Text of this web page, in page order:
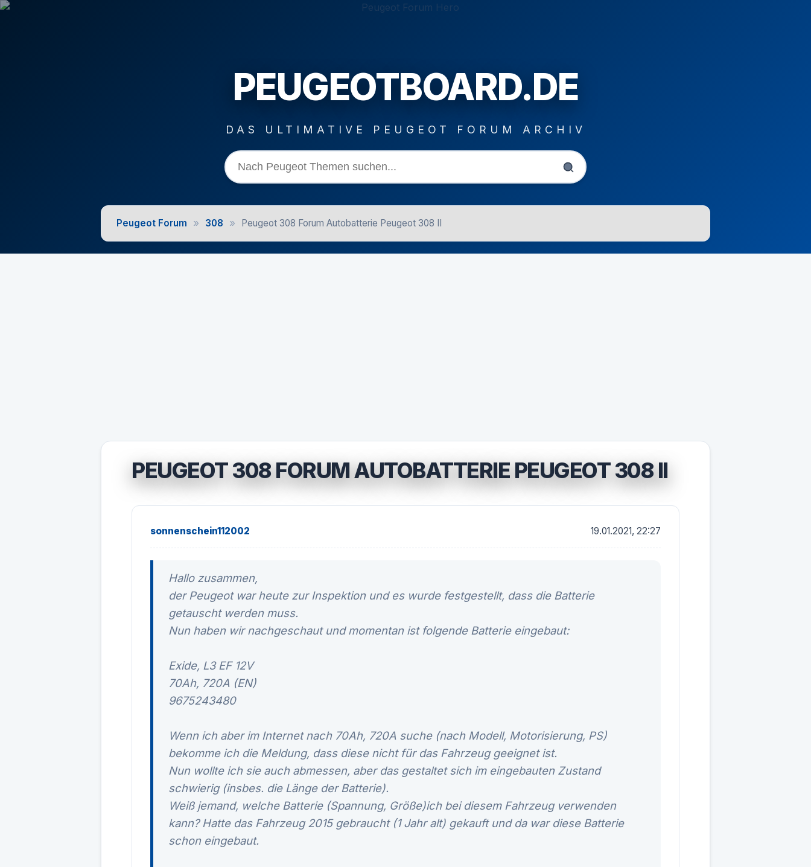
PEUGEOTBOARD.DE
DAS ULTIMATIVE PEUGEOT FORUM ARCHIV
Peugeot Forum » 308 » Peugeot 308 Forum Autobatterie Peugeot 308 II
PEUGEOT 308 FORUM AUTOBATTERIE PEUGEOT 308 II
sonnenschein112002 19.01.2021, 22:27
Hallo zusammen,
der Peugeot war heute zur Inspektion und es wurde festgestellt, dass die Batterie
getauscht werden muss.
Nun haben wir nachgeschaut und momentan ist folgende Batterie eingebaut:
Exide, L3 EF 12V
70Ah, 720A (EN)
9675243480
Wenn ich aber im Internet nach 70Ah, 720A suche (nach Modell, Motorisierung, PS)
bekomme ich die Meldung, dass diese nicht für das Fahrzeug geeignet ist.
Nun wollte ich sie auch abmessen, aber das gestaltet sich im eingebauten Zustand
schwierig (insbes. die Länge der Batterie).
Weiß jemand, welche Batterie (Spannung, Größe)ich bei diesem Fahrzeug verwenden
kann? Hatte das Fahrzeug 2015 gebraucht (1 Jahr alt) gekauft und da war diese Batterie
schon eingebaut.